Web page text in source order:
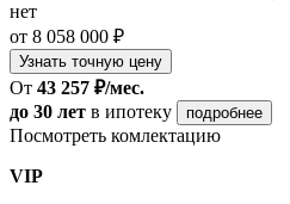
нет
от 8 058 000 ₽
Узнать точную цену
От 43 257 ₽/мес.
до 30 лет в ипотеку подробнее
Посмотреть комлектацию
VIP